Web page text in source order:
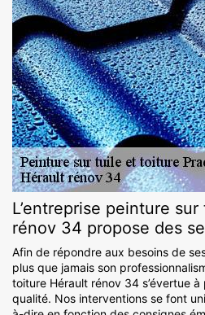
L’entreprise peinture
rénov 34 propose des
Afin de répondre aux besoins de
plus que jamais son
toiture Hérault rénov 34 s’évertue
qualité. Nos interventions se font